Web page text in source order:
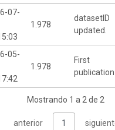
07-
1.978
datasetID
updated.
05-
1.978
First
publication
Mostrando 1 a 2 de 2
anterior 1